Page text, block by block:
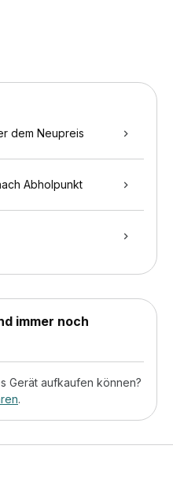
dem Neupreis
Abholpunkt
immer noch
Gerät aufkaufen können?
.